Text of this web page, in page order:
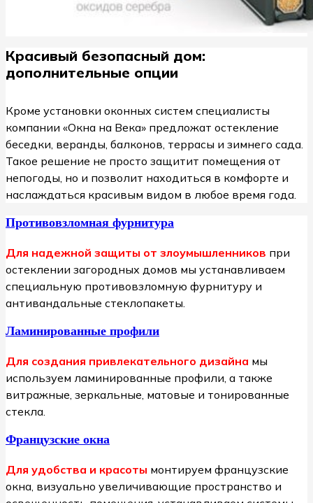
Красивый безопасный дом:
дополнительные опции
Кроме установки оконных систем специалисты
компании «Окна на Века» предложат остекление
беседки, веранды, балконов, террасы и зимнего сада.
Такое решение не просто защитит помещения от
непогоды, но и позволит находиться в комфорте и
наслаждаться красивым видом в любое время года.
Противовзломная фурнитура
Для надежной защиты от злоумышленников при
остеклении загородных домов мы устанавливаем
специальную противовзломную фурнитуру и
антивандальные стеклопакеты.
Ламинированные профили
Для создания привлекательного дизайна мы
используем ламинированные профили, а также
витражные, зеркальные, матовые и тонированные
стекла.
Французские окна
Для удобства и красоты монтируем французские
окна, визуально увеличивающие пространство и